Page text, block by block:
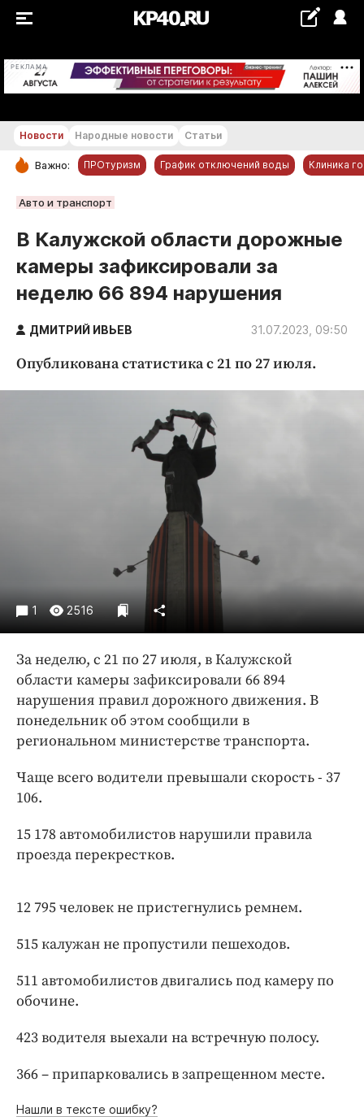
РЕКЛАМА +26...+27 °С
РУБРИКИ
Новости компаний
Статьи
Народные новости
Авто и транспорт
Недвижимость и ЖКХ
Образование
Происшествия
Экономика и бизнес
ПРОЕКТЫ
Блоги
Издания
Медиаперсона
Интересное чтиво
Бренд года
Новости Народные новости Статьи
Важно: ПРОтуризм График отключений воды Клиника
Авто и транспорт
В Калужской области дорожные
камеры зафиксировали за
неделю 66 894 нарушения
ДМИТРИЙ ИВЬЕВ 31.07.2023, 09:50
Опубликована статистика с 21 по 27 июля.
1 2516
За неделю, с 21 по 27 июля, в Калужской
области камеры зафиксировали 66 894
нарушения правил дорожного движения. В
понедельник об этом сообщили в
региональном министерстве транспорта.
Чаще всего водители превышали скорость - 37
106.
15 178 автомобилистов нарушили правила
проезда перекрестков.
12 795 человек не пристегнулись ремнем.
515 калужан не пропустили пешеходов.
511 автомобилистов двигались под камеру по
обочине.
423 водителя выехали на встречную полосу.
366 – припарковались в запрещенном месте.
Нашли в тексте ошибку?